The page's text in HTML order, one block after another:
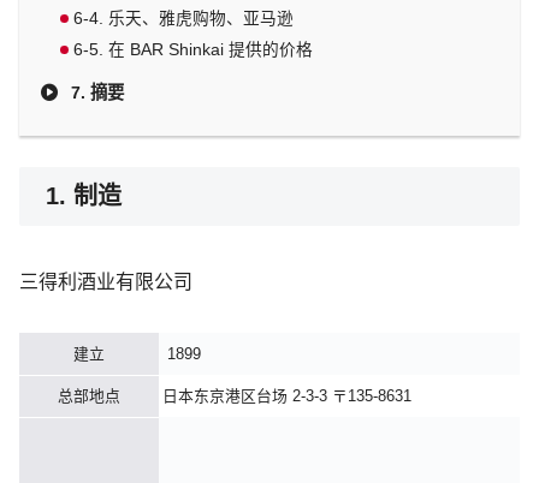
6-4. 乐天、雅虎购物、亚马逊
6-5. 在 BAR Shinkai 提供的价格
7. 摘要
1. 制造
三得利酒业有限公司
建立 1899
总部地点 日本东京港区台场 2-3-3 〒135-8631